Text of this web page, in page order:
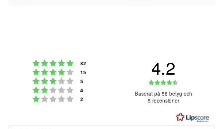
Betyg: 5 utav 5 stjärnor
32
Betyg: 4 utav 5 stjärnor
15
Betyg: 3 utav 5 stjärnor
5
Betyg: 2 utav 5 stjärnor
4
Betyg: 1 utav 5 stjärnor
2
4.2
4.2
utav
5
Baserat på 58 betyg och
5 recensioner